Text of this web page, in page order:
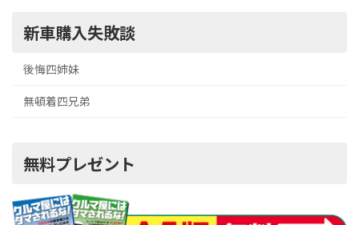
新車購入失敗談
後悔四姉妹
無頓着四兄弟
無料プレゼント